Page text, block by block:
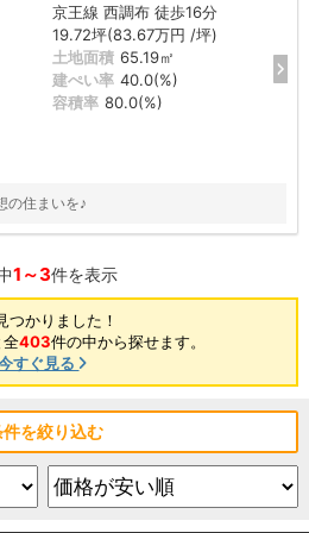
京王線 西調布 徒歩16分
19.72坪(83.67万円 /坪)
土地面積 65.19㎡
建ぺい率 40.0(%)
容積率 80.0(%)
の住まいを♪
1～3件を表示
つかりました！
全403件の中から探せます。
すぐ見る
件を絞り込む